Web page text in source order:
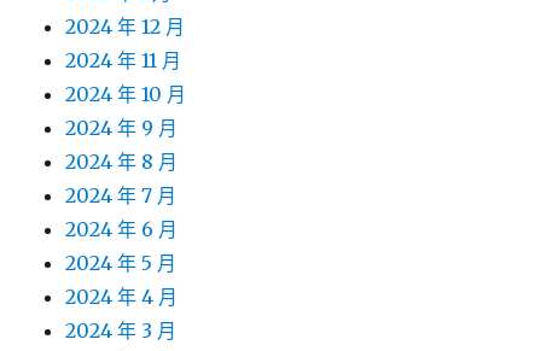
2024 年 12 月
2024 年 11 月
2024 年 10 月
2024 年 9 月
2024 年 8 月
2024 年 7 月
2024 年 6 月
2024 年 5 月
2024 年 4 月
2024 年 3 月